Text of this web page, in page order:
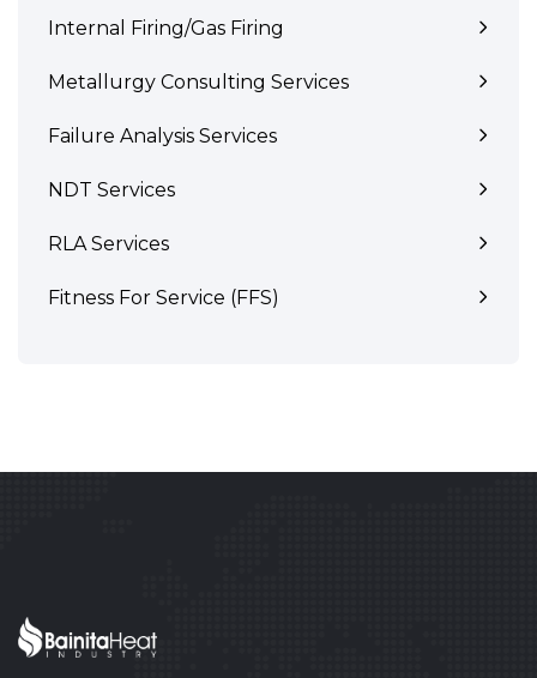
Internal Firing/Gas Firing
Metallurgy Consulting Services
Failure Analysis Services
NDT Services
RLA Services
Fitness For Service (FFS)